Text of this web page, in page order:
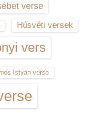
verse
Húsvéti versek
vers
István verse